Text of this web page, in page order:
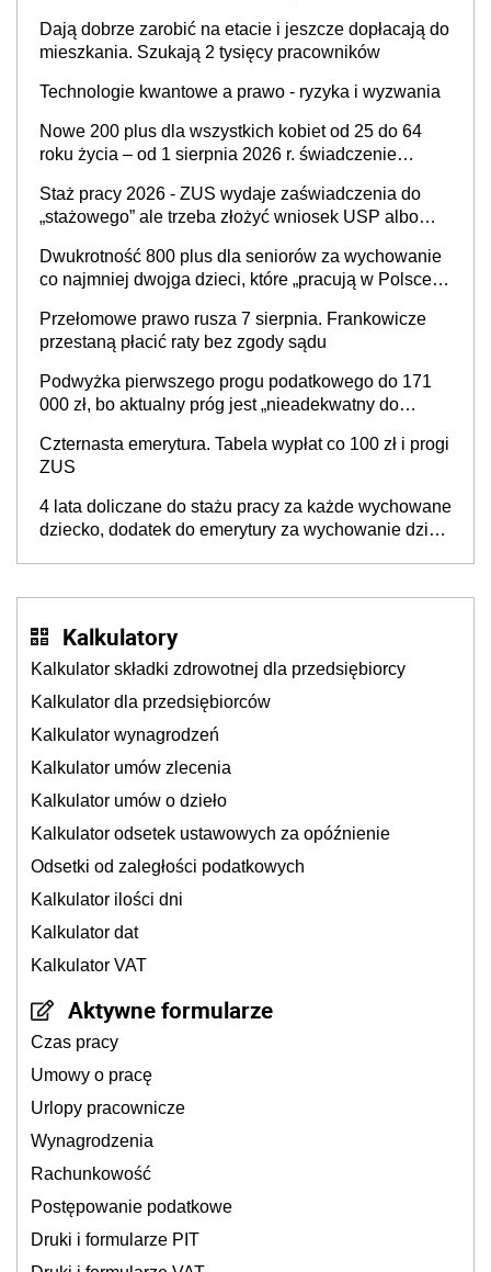
Dają dobrze zarobić na etacie i jeszcze dopłacają do
mieszkania. Szukają 2 tysięcy pracowników
Technologie kwantowe a prawo - ryzyka i wyzwania
Nowe 200 plus dla wszystkich kobiet od 25 do 64
roku życia – od 1 sierpnia 2026 r. świadczenie
Staż pracy 2026 - ZUS wydaje zaświadczenia do
„stażowego” ale trzeba złożyć wniosek USP albo
zaświadczenie z ZUS?
Dwukrotność 800 plus dla seniorów za wychowanie
co najmniej dwojga dzieci, które „pracują w Polsce i
podatków? Zapadła decyzja Sejmu
Przełomowe prawo rusza 7 sierpnia. Frankowicze
przestaną płacić raty bez zgody sądu
Podwyżka pierwszego progu podatkowego do 171
000 zł, bo aktualny próg jest „nieadekwatny do
Czternasta emerytura. Tabela wypłat co 100 zł i progi
ZUS
4 lata doliczane do stażu pracy za każde wychowane
dziecko, dodatek do emerytury za wychowanie dzieci
Kalkulatory
Kalkulator składki zdrowotnej dla przedsiębiorcy
Kalkulator dla przedsiębiorców
Kalkulator wynagrodzeń
Kalkulator umów zlecenia
Kalkulator umów o dzieło
Kalkulator odsetek ustawowych za opóźnienie
Odsetki od zaległości podatkowych
Kalkulator ilości dni
Kalkulator dat
Kalkulator VAT
Aktywne formularze
Czas pracy
Umowy o pracę
Urlopy pracownicze
Wynagrodzenia
Rachunkowość
Postępowanie podatkowe
Druki i formularze PIT